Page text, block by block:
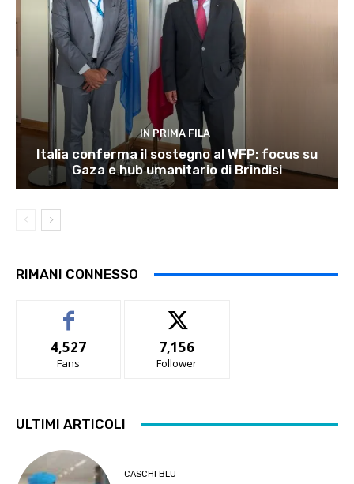
IN PRIMA FILA
Italia conferma il sostegno al WFP: focus su
Gaza e hub umanitario di Brindisi
RIMANI CONNESSO
4,527
Fans
7,156
Follower
ULTIMI ARTICOLI
CASCHI BLU